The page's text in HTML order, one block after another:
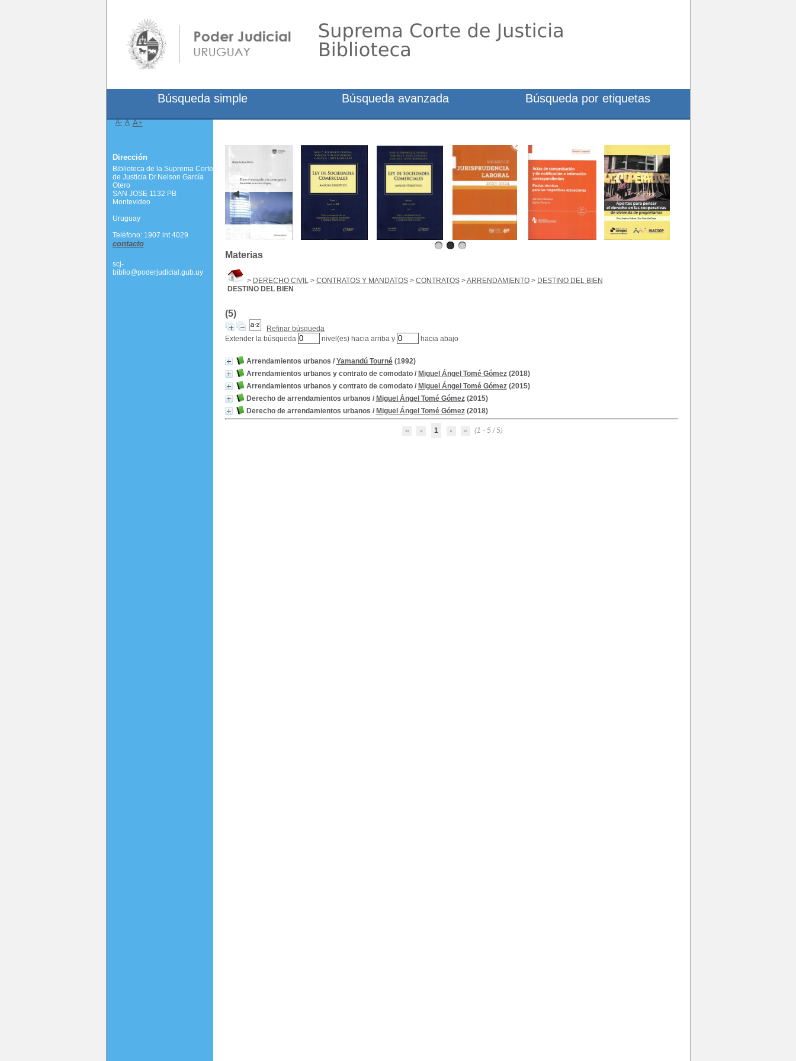
Materias
> DERECHO CIVIL> CONTRATOS Y MANDATOS> CONTRATOS>ARRENDAMIENTO> DESTINO DEL BIEN
DESTINO DEL BIEN
(5)
Refinar búsqueda
Extender la búsqueda
nivel(es) hacia arriba y hacia abajo
Arrendamientos urbanos / Yamandú Tourné(1992)
Arrendamientos urbanos y contrato de comodato/ Miguel Ángel Tomé Gómez(2018)
Arrendamientos urbanos y contrato de comodato/ Miguel Ángel Tomé Gómez(2015)
Derecho de arrendamientos urbanos / Miguel Ángel Tomé Gómez(2015)
Derecho de arrendamientos urbanos / Miguel Ángel Tomé Gómez(2018)
1 (1 - 5 / 5)
Búsqueda simple Búsqueda avanzada Búsqueda por etiquetas
A- A A+
Dirección
Biblioteca de la Suprema Corte
de Justicia Dr.Nelson García
Otero
SAN JOSE 1132 PB
Montevideo
Uruguay
Teléfono: 1907 int 4029
contacto
scj-
biblio@poderjudicial.gub.uy